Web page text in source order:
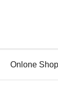
Onlone